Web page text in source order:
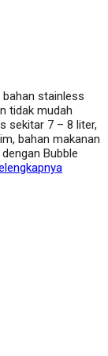
stainless
tidak mudah
sekitar 7 – 8 liter,
bahan makanan
Bubble